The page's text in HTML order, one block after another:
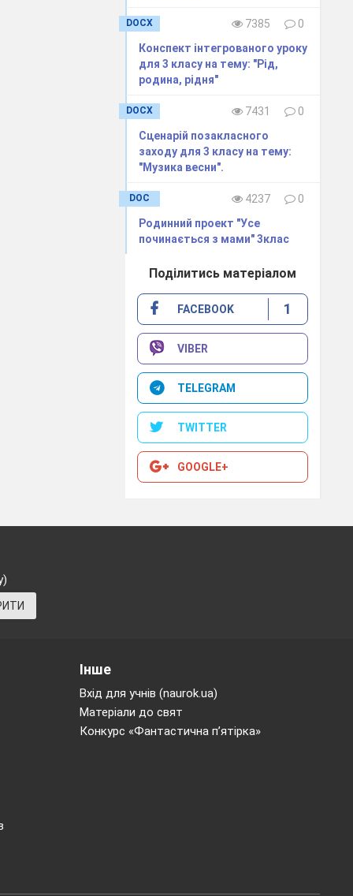
фантазію,
ліниві»,
народу,
DOCX 7385
0
Конспект інтегрованого уроку
для 3 класу на тему: "Рід,
родина, рідня"
DOCX 7431
0
Сценарій позакласного
заходу для 3 класу на тему:
"Музика весни".
DOC 4237
0
Родинний проект "Усе
починається з мами" 3клас
Поділитись матеріалом
FACEBOOK 1
VIBER
TELEGRAM
TWITTER
GOOGLE+
Інше
Вхід для учнів (naurok.ua)
Матеріали до свят
Конкурс «Фантастична п’ятірка»